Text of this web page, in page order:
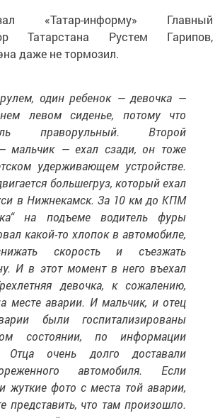
«Татар-информу» Главный
Татарстана Рустем Гарипов,
даже не тормозил.
один ребенок — девочка —
левом сиденье, потому что
праворульный. Второй
мальчик — ехал сзади, он тоже
удерживающем устройстве.
большегруз, который ехал
в Нижнекамск. За 10 км до КПМ
на подъеме водитель фуры
какой-то хлопок в автомобиле,
скорость и съезжать
И в этот момент в него въехал
девочка, к сожалению,
месте аварии. И мальчик, и отец
были госпитализированы
состоянии, по информации
Отца очень долго доставали
автомобиля. Если
жуткие фото с места той аварии,
представить, что там произошло.